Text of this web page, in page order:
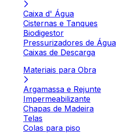
Caixa d' Água
Cisternas e Tanques
Biodigestor
Pressurizadores de Água
Caixas de Descarga
Materiais para Obra
Argamassa e Rejunte
Impermeabilizante
Chapas de Madeira
Telas
Colas para piso